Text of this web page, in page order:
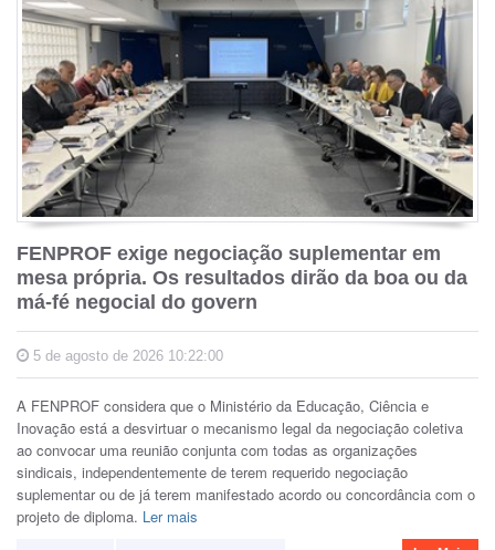
FENPROF exige negociação suplementar em
mesa própria. Os resultados dirão da boa ou da
má-fé negocial do govern
5 de agosto de 2026 10:22:00
A FENPROF considera que o Ministério da Educação, Ciência e
Inovação está a desvirtuar o mecanismo legal da negociação coletiva
ao convocar uma reunião conjunta com todas as organizações
sindicais, independentemente de terem requerido negociação
suplementar ou de já terem manifestado acordo ou concordância com o
projeto de diploma. Ler mais